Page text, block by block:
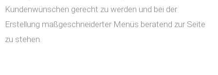
Kundenwünschen gerecht zu werden und bei der
Erstellung maßgeschneiderter Menüs beratend zur Seite
zu stehen.